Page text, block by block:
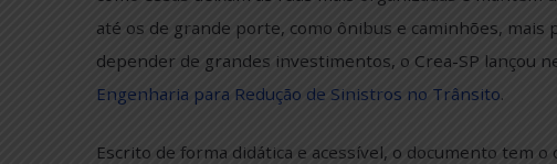
Um trânsito mais seguro é construído por meio
como essas deixam as ruas mais organizadas e
até os de grande porte, como ônibus e